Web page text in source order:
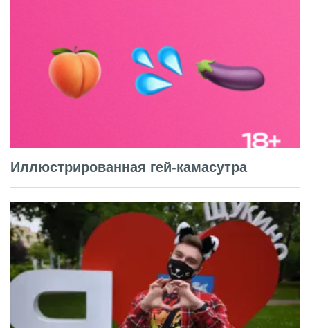
Иллюстрированная гей-камасутра